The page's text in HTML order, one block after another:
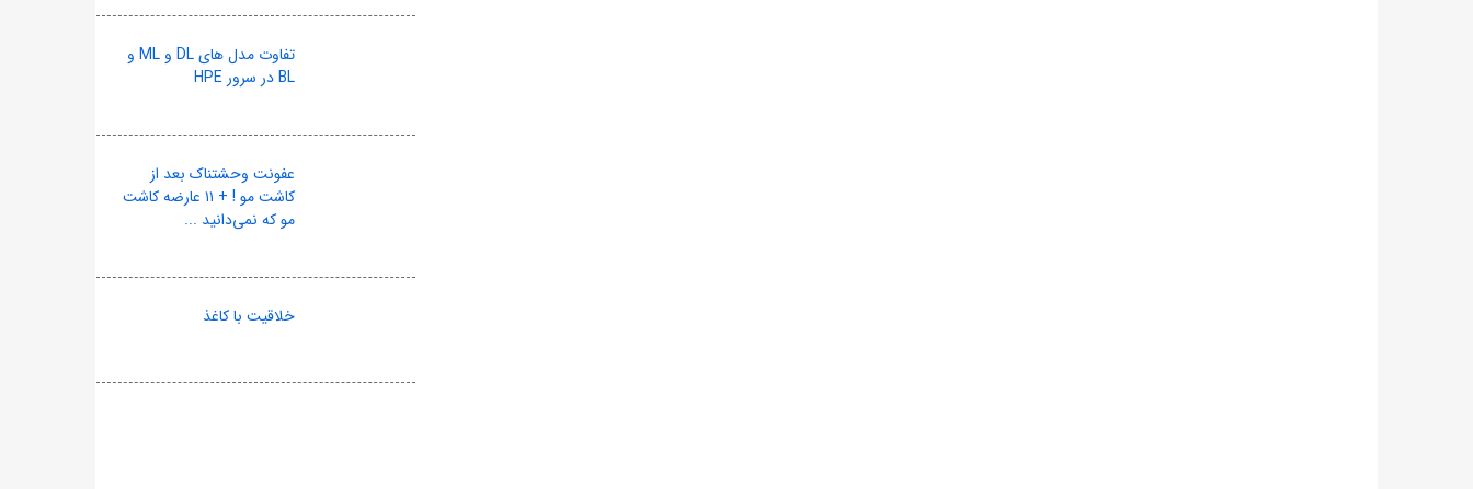
تفاوت مدل های DL و ML و
BL در سرور HPE
عفونت وحشتناک بعد از
کاشت مو ! + ۱۱ عارضه کاشت
مو که نمی‌دانید ...
خلاقیت با کاغذ